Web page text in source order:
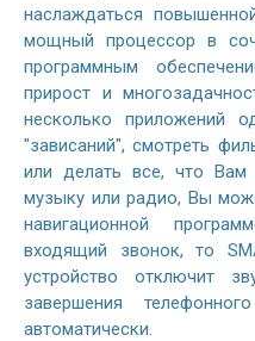
наслаждаться
мощный процессор в
программным
прирост и
несколько приложений
"зависаний", смотреть
или делать все, что Вам
музыку или радио, Вы
навигационной
входящий звонок, то
устройство отключит
завершения
автоматически.